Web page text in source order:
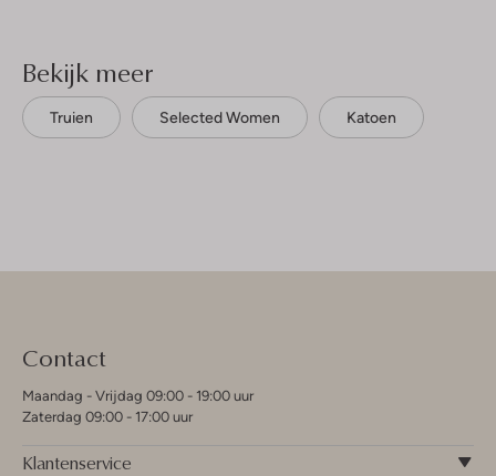
Bekijk meer
Truien Selected Women Katoen
Contact
Maandag - Vrijdag 09:00 - 19:00 uur
Zaterdag 09:00 - 17:00 uur
Klantenservice